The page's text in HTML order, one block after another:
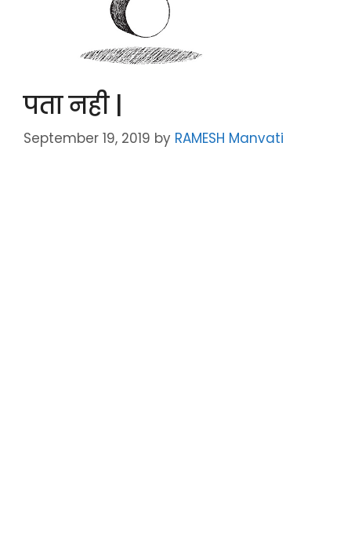
पता नही |
September 19, 2019 by RAMESH Manvati